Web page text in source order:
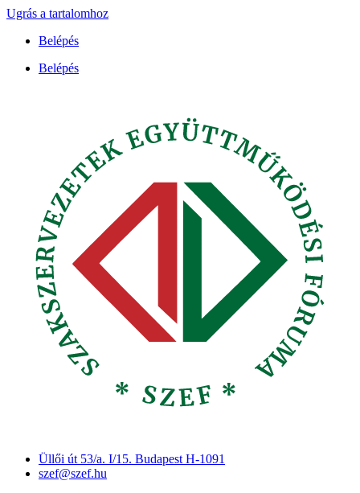
Ugrás a tartalomhoz
Belépés
Belépés
Üllői út 53/a. I/15. Budapest H-1091
szef@szef.hu